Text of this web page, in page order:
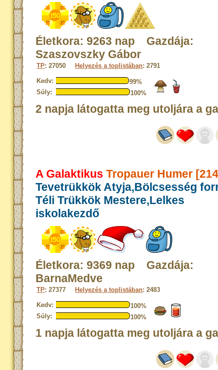
Életkora: 9263 nap Gazdája:
Szaszovszky Gábor
TP: 27050 Helyezés a toplistában: 2791
Kedv:
99%
Súly:
100%
2 napja látogatta meg utoljára a
A Galaktikus Tropauer Humer
Tevetrükkök Atyja,Bölcsesség
Téli Trükkök Mestere,Lelkes
iskolakezdő
Életkora: 9369 nap Gazdája:
BarnaMedve
TP: 27377 Helyezés a toplistában: 2483
Kedv:
100%
Súly:
100%
1 napja látogatta meg utoljára a